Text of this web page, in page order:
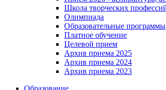
Школа творческих
Олимпиада
Образовательные программы
Платное обучение
Целевой прием
Архив приема 2025
Архив приема 2024
Архив приема 2023
Образование